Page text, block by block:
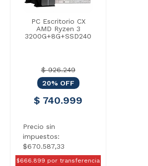
PC Escritorio CX
AMD Ryzen 3
3200G+8G+SSD240
$ 926.249
20% OFF
$ 740.999
Precio sin
impuestos:
$670.587,33
$666.899 por transferencia